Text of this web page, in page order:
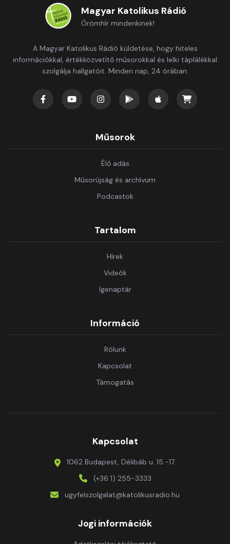
Magyar Katolikus Rádió
Örömhír mindenkinek!
A Magyar Katolikus Rádió küldetése, hogy hiteles
információkkal, értékközvetítő műsorokkal és lelki táplálékkal
szolgálja hallgatóit. Minden nap, 24 órában.
Műsorok
Élő adás
Műsorújság és archívum
Podcastok
Tartalom
Hírek
Videók
Igenaptár
Információ
Rólunk
Kapcsolat
Támogatás
Kapcsolat
1062 Budapest, Délibáb u. 15.-17.
(+36 1) 255-3333
ugyfelszolgalat@katolikusradio.hu
Jogi információk